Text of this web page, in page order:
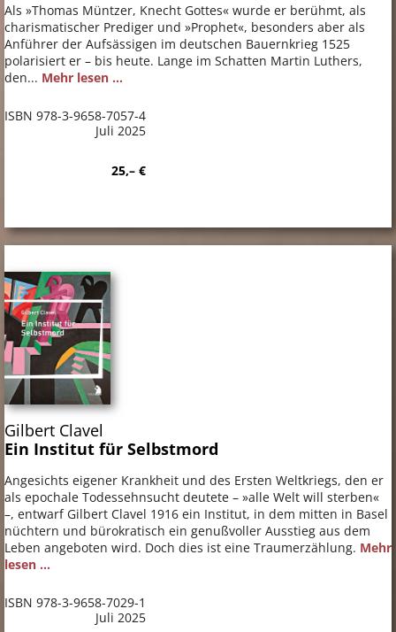
Als »Thomas Müntzer, Knecht Gottes« wurde er berühmt, als
charismatischer Prediger und »Prophet«, besonders aber als
Anführer der Aufsässigen im deutschen Bauernkrieg 1525
polarisiert er – bis heute. Lange im Schatten Martin Luthers,
den... Mehr lesen ...
ISBN 978-3-9658-7057-4
Juli 2025
25,– €
Gilbert Clavel
Ein Institut für Selbstmord
Angesichts eigener Krankheit und des Ersten Weltkriegs, den er
als epochale Todessehnsucht deutete – »alle Welt will sterben«
–, entwarf Gilbert Clavel 1916 ein Institut, in dem mitten in Basel
nüchtern und bürokratisch ein genußvoller Ausstieg aus dem
Leben angeboten wird. Doch dies ist eine Traumerzählung. Mehr
lesen ...
ISBN 978-3-9658-7029-1
Juli 2025